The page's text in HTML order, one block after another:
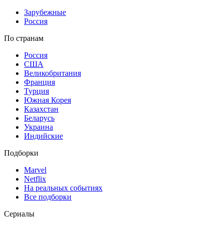
Зарубежные
Россия
По странам
Россия
США
Великобритания
Франция
Турция
Южная Корея
Казахстан
Беларусь
Украина
Индийские
Подборки
Marvel
Netflix
На реальных событиях
Все подборки
Сериалы